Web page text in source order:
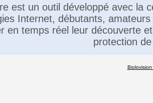
est un outil développé avec la
Internet, débutants,
en temps réel leur découverte
protection
Biolovision